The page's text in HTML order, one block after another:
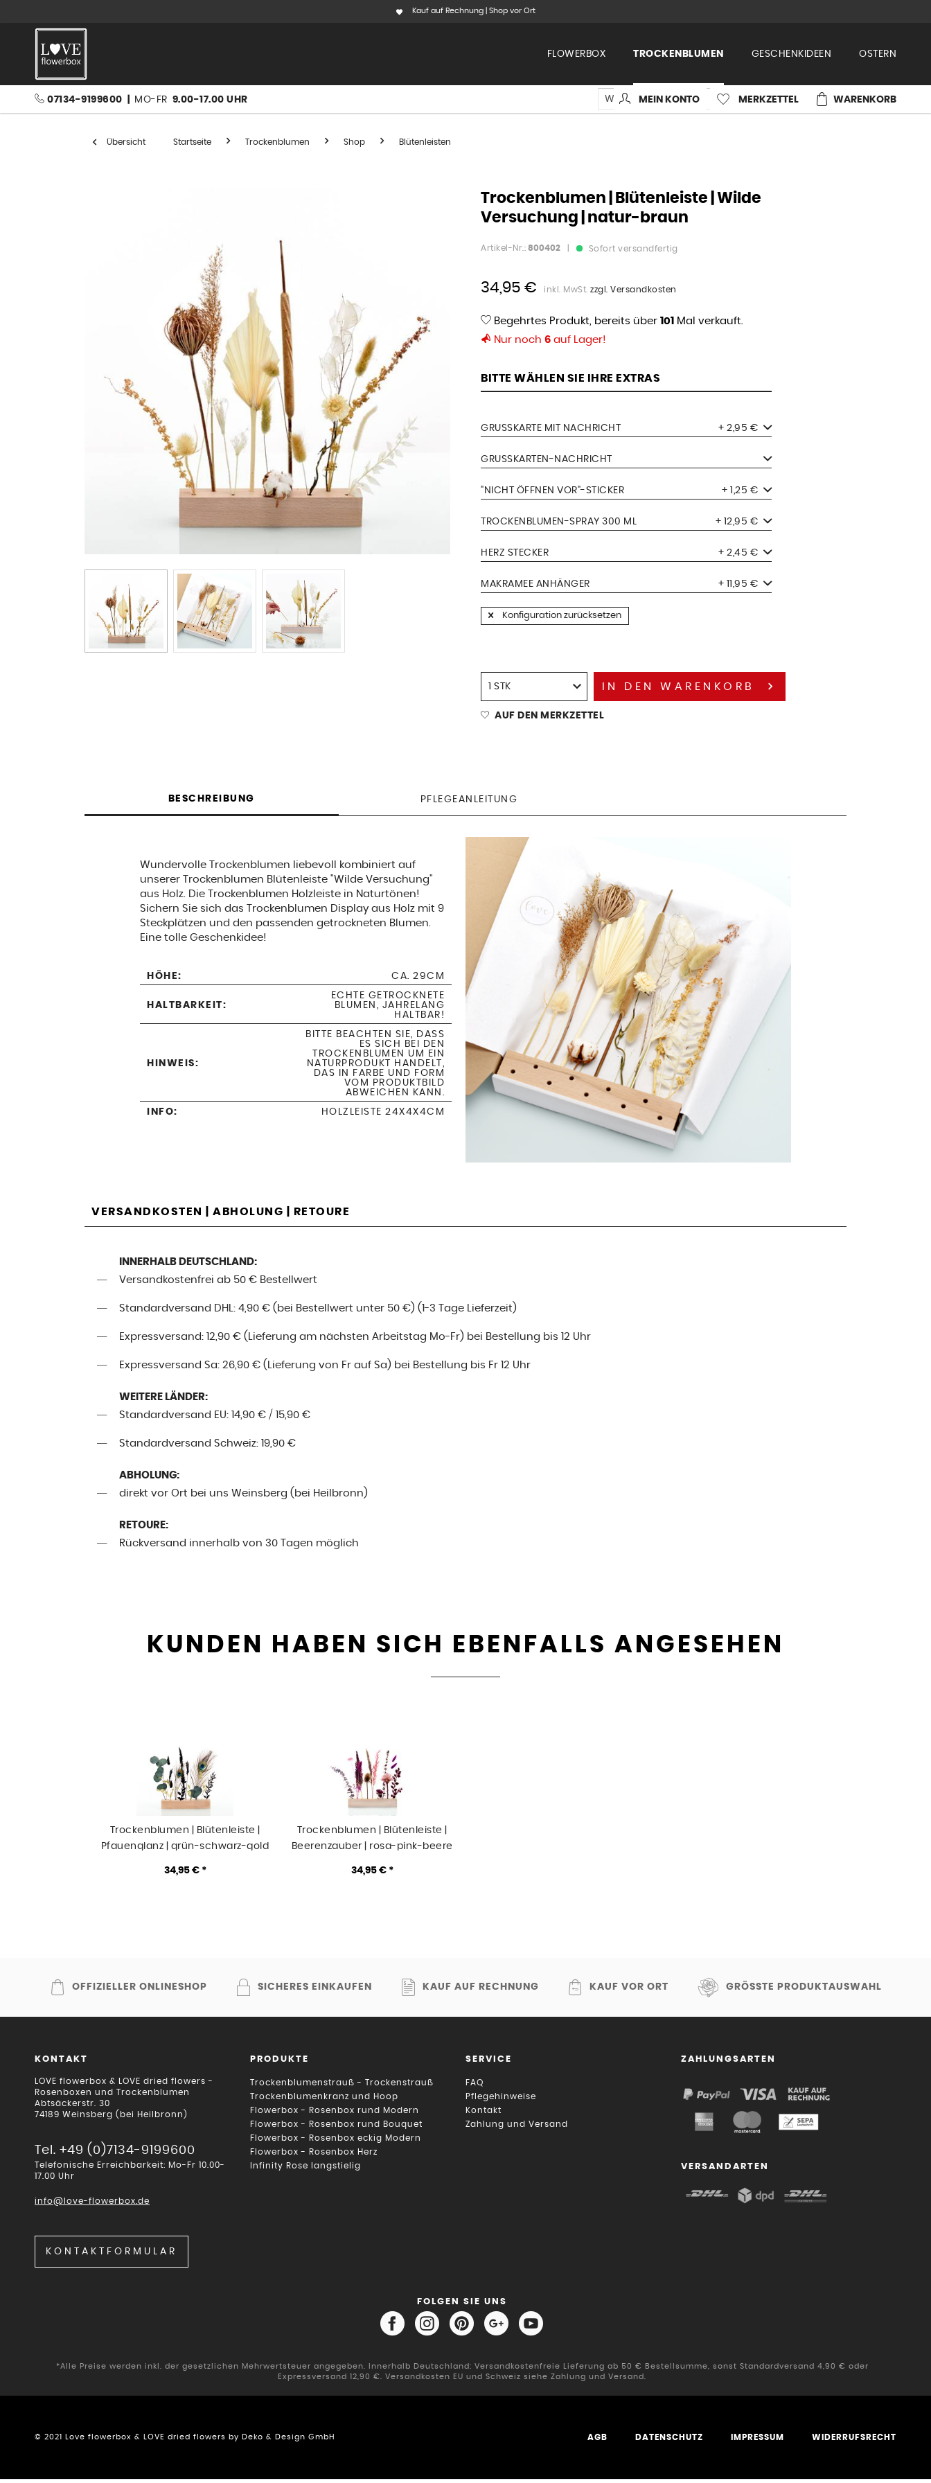
Kauf auf Rechnung | Shop vor Ort
FLOWERBOX TROCKENBLUMEN GESCHENKIDEEN OSTERN
07134-9199600 MO-FR 9.00-17.00 UHR MERKZETTEL
MEIN KONTO WARENKORB
Übersicht Startseite Trockenblumen Shop Blütenleisten
Trockenblumen | Blütenleiste | Wilde
Versuchung | natur-braun
Artikel-Nr.: 800402 Sofort versandfertig
34,95 € inkl. MwSt. zzgl. Versandkosten
Begehrtes Produkt, bereits über 101 Mal verkauft.
Nur noch 6 auf Lager!
BITTE WÄHLEN SIE IHRE EXTRAS
GRUSSKARTE MIT NACHRICHT + 2,95 €
GRUSSKARTEN-NACHRICHT
"NICHT ÖFFNEN VOR"-STICKER + 1,25 €
TROCKENBLUMEN-SPRAY 300 ML + 12,95 €
HERZ STECKER + 2,45 €
MAKRAMEE ANHÄNGER + 11,95 €
Konfiguration zurücksetzen
IN DEN WARENKORB
AUF DEN MERKZETTEL
BESCHREIBUNG PFLEGEANLEITUNG
Wundervolle Trockenblumen liebevoll kombiniert auf
unserer Trockenblumen Blütenleiste "Wilde Versuchung"
aus Holz. Die Trockenblumen Holzleiste in Naturtönen!
Sichern Sie sich das Trockenblumen Display aus Holz mit 9
Steckplätzen und den passenden getrockneten Blumen.
Eine tolle Geschenkidee!
HÖHE: CA. 29CM
HALTBARKEIT:
ECHTE GETROCKNETE
BLUMEN, JAHRELANG
HALTBAR!
HINWEIS:
BITTE BEACHTEN SIE, DASS
ES SICH BEI DEN
TROCKENBLUMEN UM EIN
NATURPRODUKT HANDELT,
DAS IN FARBE UND FORM
VOM PRODUKTBILD
ABWEICHEN KANN.
INFO:
HOLZLEISTE 24X4X4CM
VERSANDKOSTEN | ABHOLUNG | RETOURE
INNERHALB DEUTSCHLAND:
Versandkostenfrei ab 50 € Bestellwert
Standardversand DHL: 4,90 € (bei Bestellwert unter 50 €) (1-3 Tage Lieferzeit)
Expressversand: 12,90 € (Lieferung am nächsten Arbeitstag Mo-Fr) bei Bestellung bis 12 Uhr
Expressversand Sa: 26,90 € (Lieferung von Fr auf Sa) bei Bestellung bis Fr 12 Uhr
WEITERE LÄNDER:
Standardversand EU: 14,90 € / 15,90 €
Standardversand Schweiz: 19,90 €
ABHOLUNG:
direkt vor Ort bei uns Weinsberg (bei Heilbronn)
RETOURE:
Rückversand innerhalb von 30 Tagen möglich
KUNDEN HABEN SICH EBENFALLS ANGESEHEN
Trockenblumen | Blütenleiste |
Pfauenglanz | grün-schwarz-gold
34,95 € *
Trockenblumen | Blütenleiste |
Beerenzauber | rosa-pink-beere
34,95 € *
OFFIZIELLER ONLINESHOP SICHERES EINKAUFEN KAUF AUF RECHNUNG KAUF VOR ORT GRÖSSTE PRODUKTAUSWAHL
KONTAKT
LOVE flowerbox & LOVE dried flowers -
Rosenboxen und Trockenblumen
Abtsäckerstr. 30
74189 Weinsberg (bei Heilbronn)
Tel. +49 (0)7134-9199600
Telefonische Erreichbarkeit: Mo-Fr 10.00-
17.00 Uhr
info@love-flowerbox.de
KONTAKTFORMULAR
PRODUKTE
Trockenblumenstrauß - Trockenstrauß
Trockenblumenkranz und Hoop
Flowerbox - Rosenbox rund Modern
Flowerbox - Rosenbox rund Bouquet
Flowerbox - Rosenbox eckig Modern
Flowerbox - Rosenbox Herz
Infinity Rose langstielig
SERVICE
FAQ
Pflegehinweise
Kontakt
Zahlung und Versand
ZAHLUNGSARTEN
VERSANDARTEN
FOLGEN SIE UNS
*Alle Preise werden inkl. der gesetzlichen Mehrwertsteuer angegeben. Innerhalb Deutschland: Versandkostenfreie Lieferung ab 50 € Bestellsumme, sonst Standardversand 4,90 € oder
Expressversand 12,90 €. Versandkosten EU und Schweiz siehe Zahlung und Versand.
© 2021 Love flowerbox & LOVE dried flowers by Deko & Design GmbH AGB DATENSCHUTZ IMPRESSUM WIDERRUFSRECHT